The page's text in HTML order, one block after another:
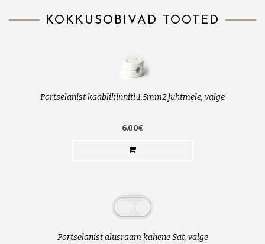
KOKKUSOBIVAD TOOTED
Portselanist kaablikinniti 1.5mm2 juhtmele, valge
6.00€
Portselanist alusraam kahene Sat, valge